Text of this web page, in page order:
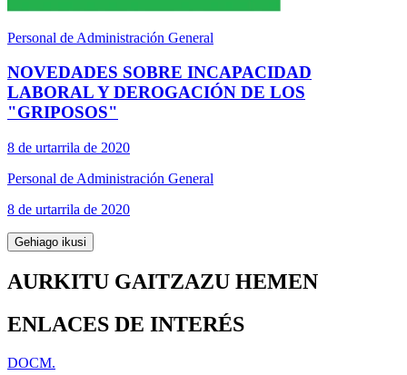
Personal de Administración General
NOVEDADES SOBRE INCAPACIDAD
LABORAL Y DEROGACIÓN DE LOS
"GRIPOSOS"
8 de urtarrila de 2020
Personal de Administración General
8 de urtarrila de 2020
Gehiago ikusi
AURKITU GAITZAZU HEMEN
ENLACES DE INTERÉS
DOCM.